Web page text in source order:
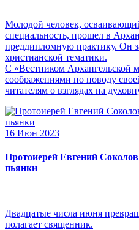
Молодой человек,
специальность, прошел в
преддипломную практику. Он
христианской тематики.
С «Вестником Архангельской
соображениями по поводу
читателям о взглядах на
16 Июн 2023
Протоиерей Евгений
пьянки
Двадцатые числа июня
полагает священник.